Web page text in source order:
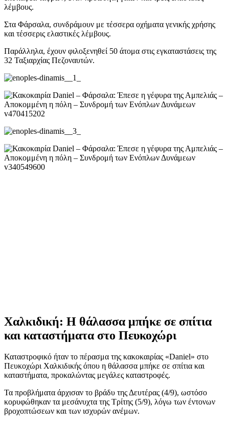
λέμβους.
Στα Φάρσαλα, συνδράμουν με τέσσερα οχήματα γενικής χρήσης
και τέσσερις ελαστικές λέμβους.
Παράλληλα, έχουν φιλοξενηθεί 50 άτομα στις εγκαταστάσεις της
32 Ταξιαρχίας Πεζοναυτών.
Χαλκιδική: Η θάλασσα μπήκε σε σπίτια
και καταστήματα στο Πευκοχώρι
Καταστροφικό ήταν το πέρασμα της κακοκαιρίας «Daniel» στο
Πευκοχώρι Χαλκιδικής όπου η θάλασσα μπήκε σε σπίτια και
καταστήματα, προκαλώντας μεγάλες καταστροφές.
Τα προβλήματα άρχισαν το βράδυ της Δευτέρας (4/9), ωστόσο
κορυφώθηκαν τα μεσάνυχτα της Τρίτης (5/9), λόγω των έντονων
βροχοπτώσεων και των ισχυρών ανέμων.